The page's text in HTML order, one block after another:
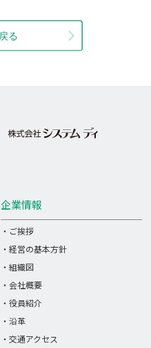
企業情報
・ご挨拶
・経営の基本方針
・組織図
・会社概要
・役員紹介
・沿革
・交通アクセス